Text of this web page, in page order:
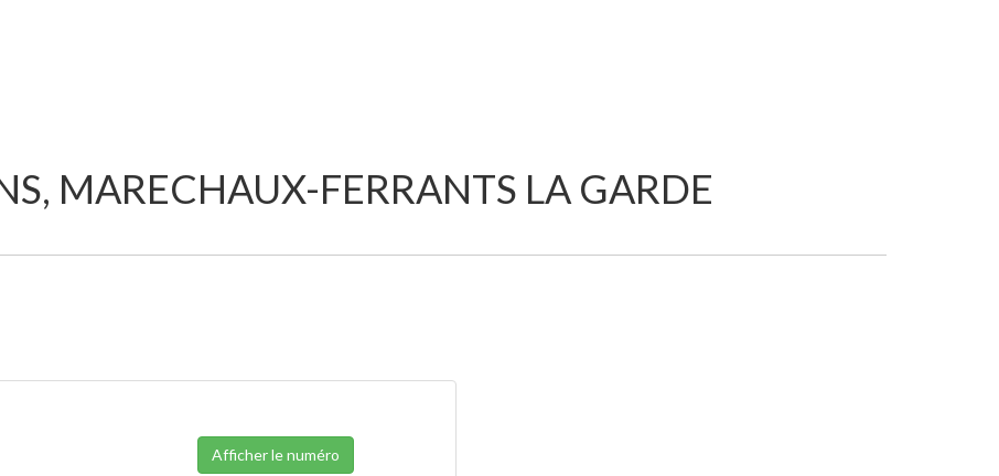
MARECHAUX-FERRANTS LA GARDE
Afficher le numéro